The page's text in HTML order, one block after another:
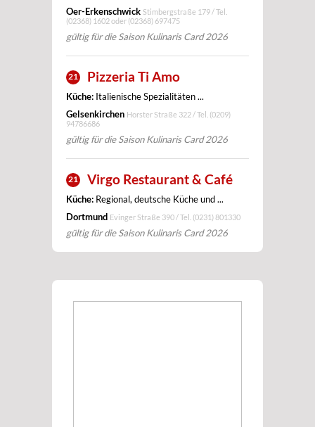
Oer-Erkenschwick Stimbergstraße 179 / Tel.
(02368) 1602 oder (02368) 697475
gültig für die Saison Kulinaris Card 2026
21 Pizzeria Ti Amo
Küche: Italienische Spezialitäten ...
Gelsenkirchen Horster Straße 322 / Tel. (0209)
94786686
gültig für die Saison Kulinaris Card 2026
21 Virgo Restaurant & Café
Küche: Regional, deutsche Küche und ...
Dortmund Evinger Straße 390 / Tel. (0231) 801330
gültig für die Saison Kulinaris Card 2026